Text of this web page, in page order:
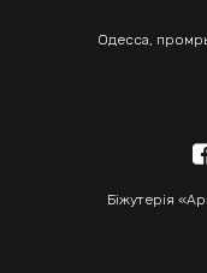
Одесса,
Біжутерія